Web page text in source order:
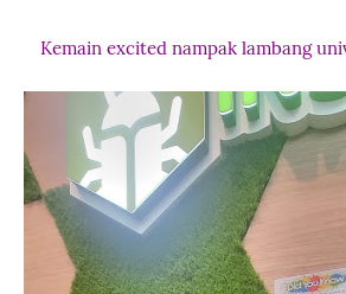
Kemain excited nampak lambang